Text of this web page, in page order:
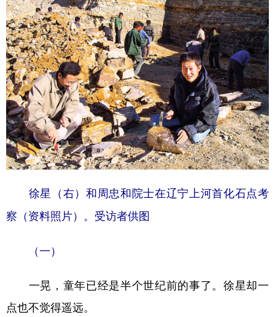
浙江 安徽 福建 江西
山东 河南 湖北 湖南
广东 广西 海南 重庆
四川 贵州 云南 西藏
陕西 甘肃 青海 宁夏
新疆 内蒙古 黑龙江
多语种频道
English Español
Русский язык
徐星（右）和周忠和院士在辽宁上河首化石点考
察（资料照片）。受访者供图
（一）
一晃，童年已经是半个世纪前的事了。徐星却一
点也不觉得遥远。